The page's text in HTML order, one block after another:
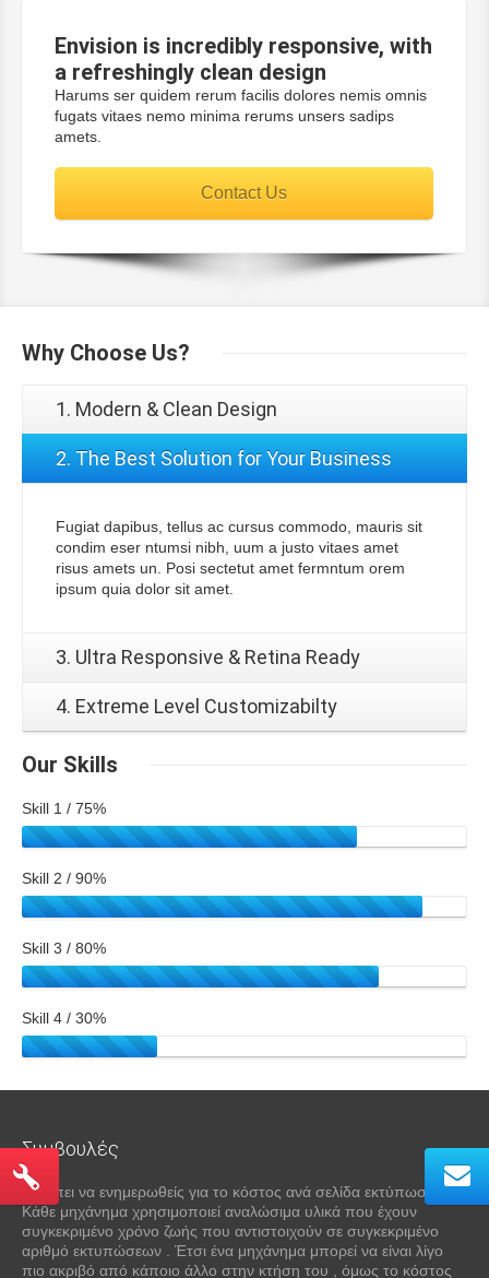
Envision is incredibly responsive, with
a refreshingly clean design
Harums ser quidem rerum facilis dolores nemis omnis
fugats vitaes nemo minima rerums unsers sadips
amets.
Contact Us
Why Choose Us?
1. Modern & Clean Design
2. The Best Solution for Your Business
Fugiat dapibus, tellus ac cursus commodo, mauris sit
condim eser ntumsi nibh, uum a justo vitaes amet
risus amets un. Posi sectetut amet fermntum orem
ipsum quia dolor sit amet.
3. Ultra Responsive & Retina Ready
4. Extreme Level Customizabilty
Our Skills
Skill 1 / 75%
Skill 2 / 90%
Skill 3 / 80%
Skill 4 / 30%
Συμβουλές
“πρέπει να ενημερωθείς για το κόστος ανά σελίδα εκτύπωσης .
Κάθε μηχάνημα χρησιμοποιεί αναλώσιμα υλικά που έχουν
συγκεκριμένο χρόνο ζωής που αντιστοιχούν σε συγκεκριμένο
αριθμό εκτυπώσεων . Έτσι ένα μηχάνημα μπορεί να είναι λίγο
πιο ακριβό από κάποιο άλλο στην κτήση του , όμως το κόστος